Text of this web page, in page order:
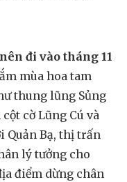
đi vào tháng 11
mùa hoa tam
thung lũng Sủng
cờ Lũng Cú và
Quản Bạ, thị trấn
lý tưởng cho
điểm dừng chân